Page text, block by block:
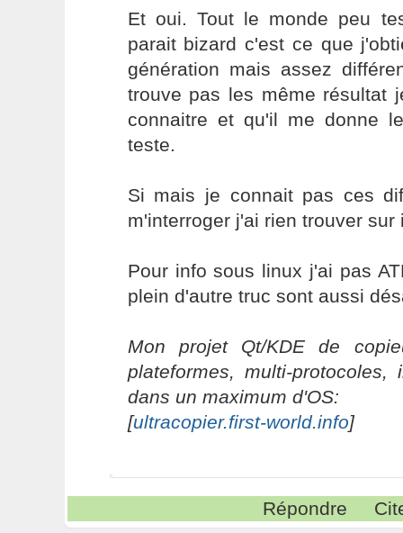
Et oui. Tout le monde peu
parait bizard c'est ce que
génération mais assez
trouve pas les même résultat
connaitre et qu'il me donne
teste.
Si mais je connait pas ces
m'interroger j'ai rien trouver
Pour info sous linux j'ai pas
plein d'autre truc sont aussi
Mon projet Qt/KDE de
plateformes, multi-protocoles,
dans un maximum d'OS:
[ultracopier.first-world.info]
Répondre